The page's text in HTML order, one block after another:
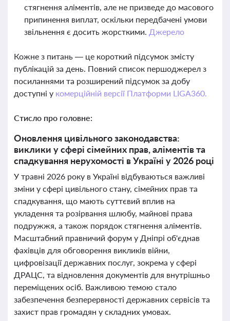
стягнення аліментів, але не призведе до масового
припинення виплат, оскільки передбачені умови
звільнення є досить жорсткими. Джерело
Кожне з питань — це короткий підсумок змісту
публікацій за день. Повний список першоджерел з
посиланнями та розширений підсумок за добу
доступні у комерційній версії Платформи LIGA360.
Стисло про головне:
Оновлення цивільного законодавства:
виклики у сфері сімейних прав, аліментів та
спадкування нерухомості в Україні у 2026 році
У травні 2026 року в Україні відбуваються важливі
зміни у сфері цивільного стану, сімейних прав та
спадкування, що мають суттєвий вплив на
укладення та розірвання шлюбу, майнові права
подружжя, а також порядок стягнення аліментів.
Масштабний правничий форум у Дніпрі об'єднав
фахівців для обговорення викликів війни,
цифровізації державних послуг, зокрема у сфері
ДРАЦС, та відновлення документів для внутрішньо
переміщених осіб. Важливою темою стало
забезпечення безперервності державних сервісів та
захист прав громадян у складних умовах.